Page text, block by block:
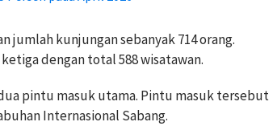
jumlah kunjungan sebanyak 714 orang.
dengan total 588 wisatawan.
pintu masuk utama. Pintu masuk tersebut
Internasional Sabang.